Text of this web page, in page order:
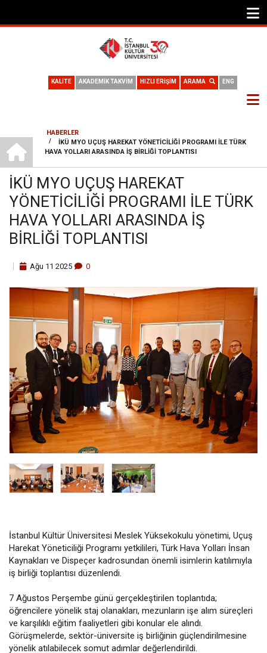
ENG
ARAMA
HIZLI ERİŞİM
AKADEMİK TAKVİM
KALİTE
SAYFA
YOLU
HABERLER
/
İKÜ MYO UÇUŞ HAREKAT YÖNETICILIĞI PROGRAMI ILE TÜRK
HAVA YOLLARI ARASINDA İŞ BIRLIĞI TOPLANTISI
İKÜ MYO UÇUŞ HAREKAT
YÖNETICILIĞI PROGRAMI ILE TÜRK
HAVA YOLLARI ARASINDA İŞ
BIRLIĞI TOPLANTISI
Ağu 11 2025 0
İstanbul Kültür Üniversitesi Meslek Yüksekokulu yönetimi, Uçuş
Harekat Yöneticiliği Programı yetkilileri, Türk Hava Yolları İnsan
Kaynakları ve Dispeçer kadrosundan önemli isimlerin katılımıyla
iş birliği toplantısı düzenlendi.
7 Ağustos Perşembe günü gerçekleştirilen toplantıda;
öğrencilere yönelik staj olanakları, mezunların işe alım süreçleri
ve karşılıklı eğitim faaliyetleri gibi konular ele alındı.
Görüşmelerde, sektör-üniversite iş birliğinin güçlendirilmesine
yönelik atılabilecek somut adımlar değerlendirildi.